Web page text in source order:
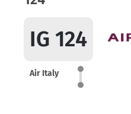
IG 124
Air Italy